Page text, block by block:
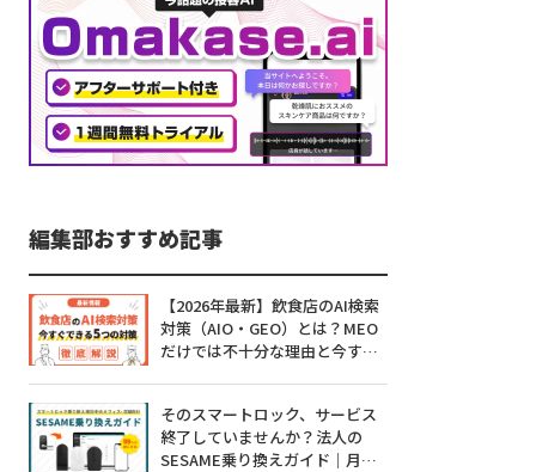
編集部おすすめ記事
【2026年最新】飲食店のAI検索
対策（AIO・GEO）とは？MEO
だけでは不十分な理由と今すぐ
そのスマートロック、サービス
終了していませんか？法人の
SESAME乗り換えガイド｜月額0